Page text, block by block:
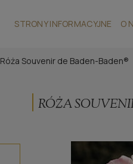
STRONY INFORMACYJNE O
Róża Souvenir de Baden-Baden®
RÓŻA